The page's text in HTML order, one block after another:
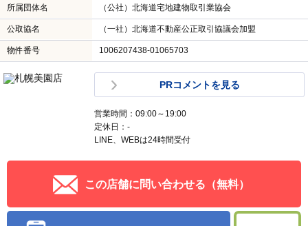
所属団体名 （公社）北海道宅地建物取引業協会
公取協名 （一社）北海道不動産公正取引協議会加盟
物件番号 1006207438-01065703
PRコメントを見る
営業時間：09:00～19:00
定休日：-
LINE、WEBは24時間受付
この店舗に問い合わせる（無料）